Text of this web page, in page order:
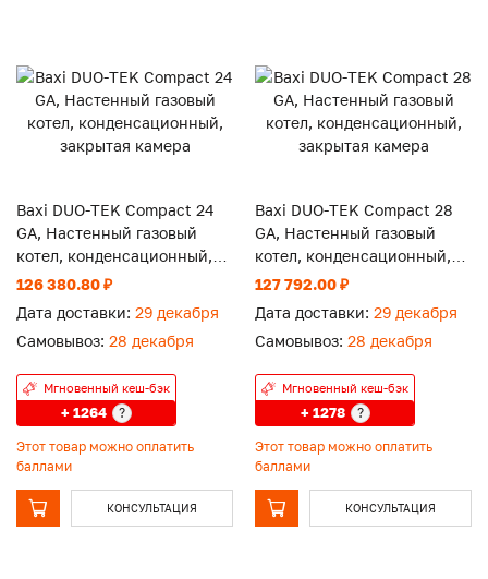
Baxi DUO-TEK Compact 24
GA, Настенный газовый
котел, конденсационный,
закрытая камера
126 380.80 ₽
Дата доставки: 29 декабря
Самовывоз: 28 декабря
Мгновенный кеш-бэк
+ 1264 ?
Этот товар можно оплатить
баллами
КОНСУЛЬТАЦИЯ
Baxi DUO-TEK Compact 28
GA, Настенный газовый
котел, конденсационный,
закрытая камера
127 792.00 ₽
Дата доставки: 29 декабря
Самовывоз: 28 декабря
Мгновенный кеш-бэк
+ 1278 ?
Этот товар можно оплатить
баллами
КОНСУЛЬТАЦИЯ